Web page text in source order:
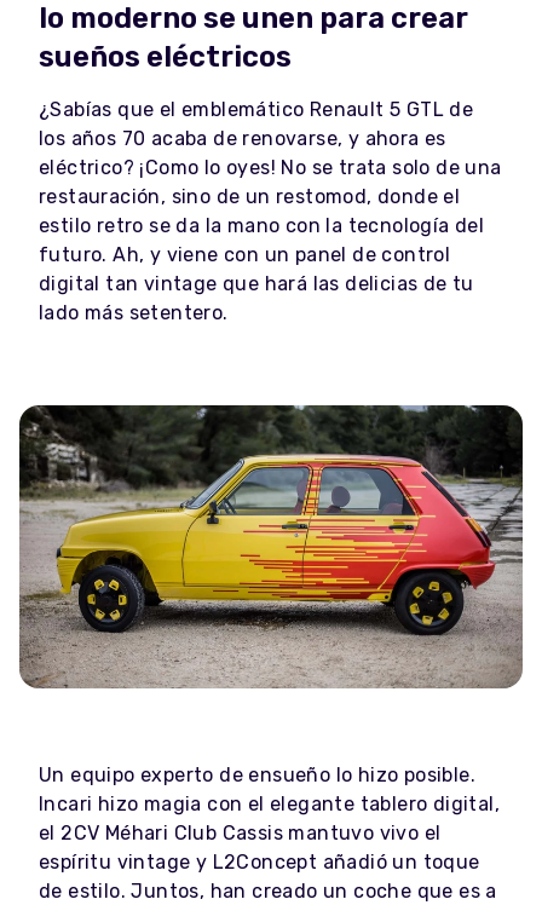
lo moderno se unen para crear
sueños eléctricos
¿Sabías que el emblemático Renault 5 GTL de
los años 70 acaba de renovarse, y ahora es
eléctrico? ¡Como lo oyes! No se trata solo de una
restauración, sino de un restomod, donde el
estilo retro se da la mano con la tecnología del
futuro. Ah, y viene con un panel de control
digital tan vintage que hará las delicias de tu
lado más setentero.
Un equipo experto de ensueño lo hizo posible.
Incari hizo magia con el elegante tablero digital,
el 2CV Méhari Club Cassis mantuvo vivo el
espíritu vintage y L2Concept añadió un toque
de estilo. Juntos, han creado un coche que es a